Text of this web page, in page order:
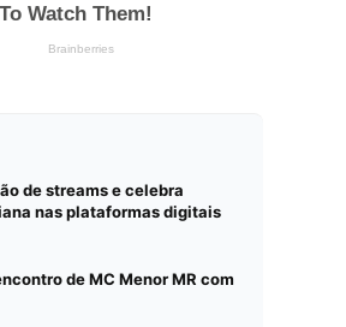
de streams e celebra
nas plataformas digitais
de MC Menor MR com